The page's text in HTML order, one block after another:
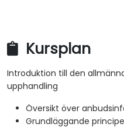
Kursplan
Introduktion till den
upphandling
Översikt över
Grundläggande